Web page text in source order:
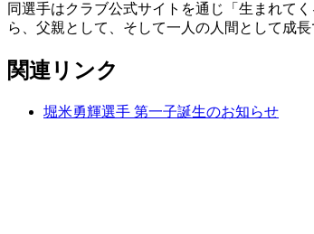
同選手はクラブ公式サイトを通じ「生まれて
ら、父親として、そして一人の人間として成
関連リンク
堀米勇輝選手 第一子誕生のお知らせ